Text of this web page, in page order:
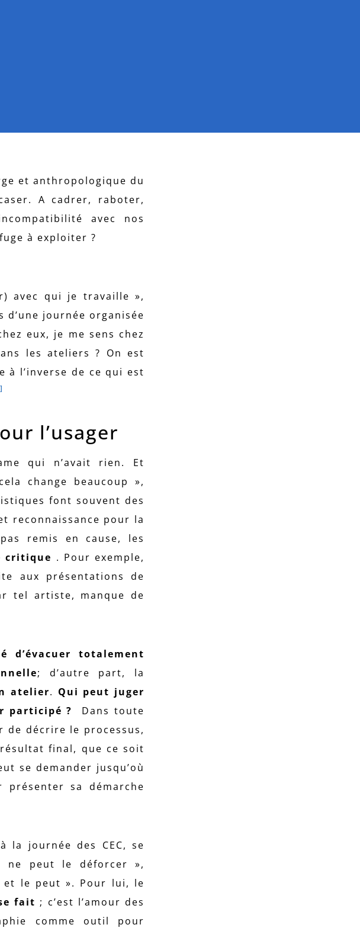
et anthropologique du
A cadrer, raboter,
avec nos
à exploiter ?
avec qui je travaille »,
d’une journée organisée
eux, je me sens chez
les ateliers ? On est
l’inverse de ce qui est
l’usager
qui n’avait rien. Et
change beaucoup »,
font souvent des
reconnaissance pour la
remis en cause, les
critique . Pour exemple,
aux présentations de
tel artiste, manque de
d’évacuer totalement
; d’autre part, la
atelier. Qui peut juger
participé ?
Dans toute
de décrire le processus,
final, que ce soit
se demander jusqu’où
sa démarche
la journée des CEC, se
ne peut le déforcer »,
et le peut ». Pour lui, le
fait ; c’est l’amour des
comme outil pour